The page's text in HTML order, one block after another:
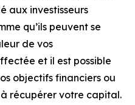
aux investisseurs
qu’ils peuvent se
de vos
et il est possible
objectifs financiers ou
récupérer votre capital.